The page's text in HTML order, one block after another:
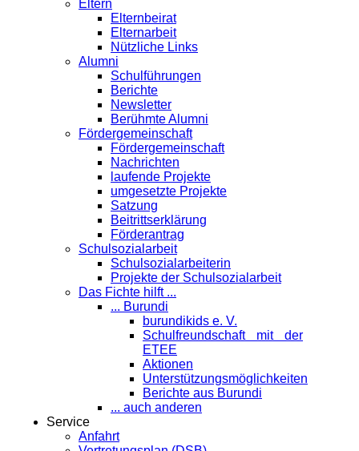
Eltern
Elternbeirat
Elternarbeit
Nützliche Links
Alumni
Schulführungen
Berichte
Newsletter
Berühmte Alumni
Förder­gemeinschaft
Fördergemeinschaft
Nachrichten
laufende Projekte
umgesetzte Projekte
Satzung
Beitrittserklärung
Förderantrag
Schul­sozialarbeit
Schulsozialarbeiterin
Projekte der Schulsozialarbeit
Das Fichte hilft ...
... Burundi
burundikids e. V.
Schulfreundschaft mit der
ETEE
Aktionen
Unterstützungsmöglichkeiten
Berichte aus Burundi
... auch anderen
Service
Anfahrt